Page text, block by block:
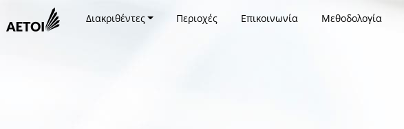
Διακριθέντες Περιοχές Επικοινωνία Μεθοδολογία